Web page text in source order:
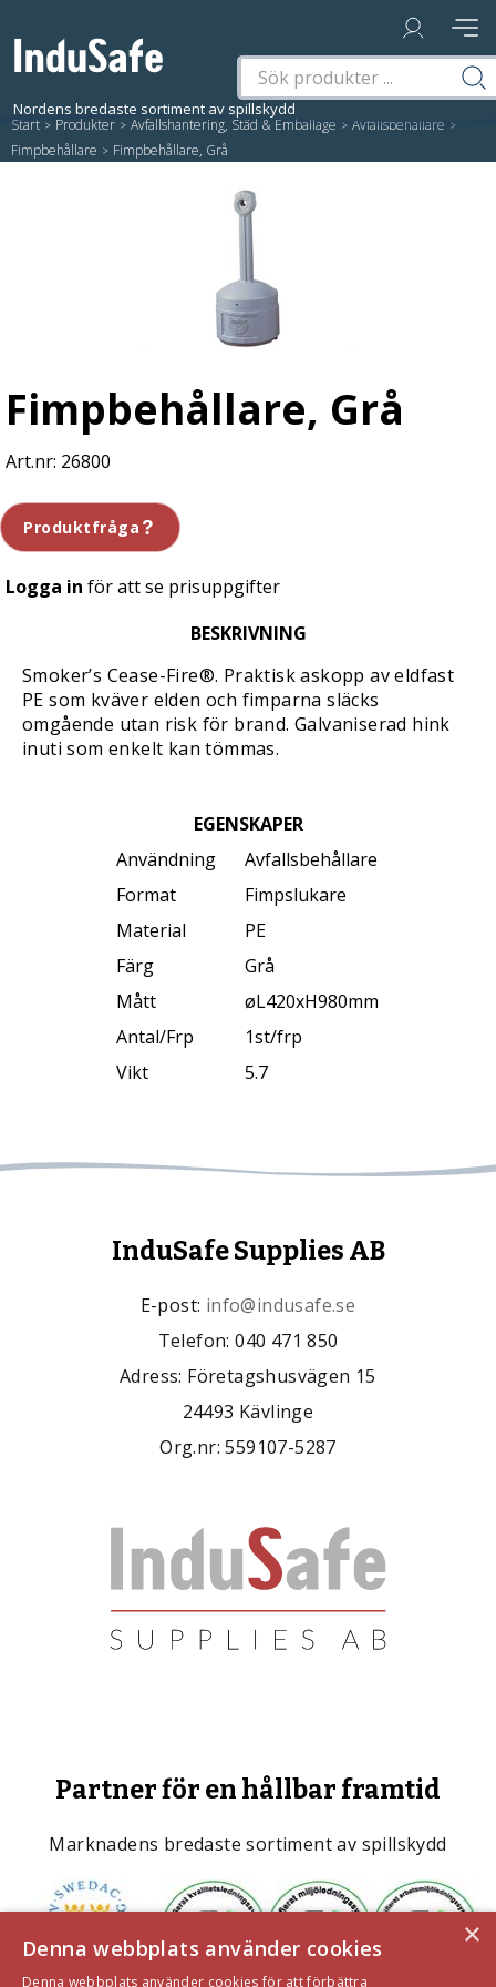
Start / Produkter / Avfallshantering, Städ & Emballage / Avfallsbehållare /
Fimpbehållare / Fimpbehållare, Grå
Fimpbehållare, Grå
26800
Produktfråga
Logga in för att se prisuppgifter
BESKRIVNING
Smoker’s Cease-Fire®. Praktisk askopp av eldfast
PE som kväver elden och fimparna släcks
omgående utan risk för brand. Galvaniserad hink
inuti som enkelt kan tömmas.
EGENSKAPER
Användning
Avfallsbehållare
Format
Fimpslukare
Material
PE
Färg
Grå
Mått
øL420xH980mm
Antal/Frp
1st/frp
Vikt
5.7
InduSafe Supplies AB
E-post: info@indusafe.se
Telefon: 040 471 850
Adress: Företagshusvägen 15
24493 Kävlinge
Org.nr: 559107-5287
Partner för en hållbar framtid
Marknadens bredaste sortiment av spillskydd
×
Denna webbplats använder cookies
Denna webbplats använder cookies för att förbättra